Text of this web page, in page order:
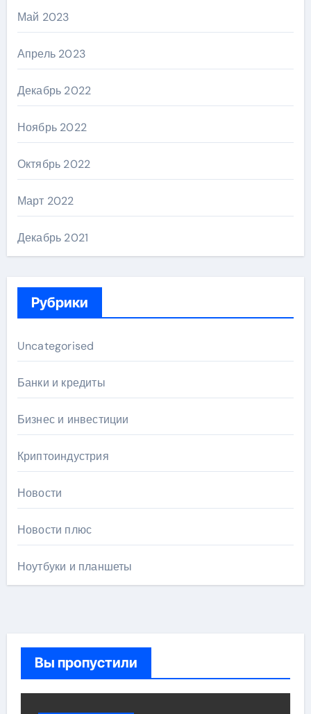
Май 2023
Апрель 2023
Декабрь 2022
Ноябрь 2022
Октябрь 2022
Март 2022
Декабрь 2021
Рубрики
Uncategorised
Банки и кредиты
Бизнес и инвестиции
Криптоиндустрия
Новости
Новости плюс
Ноутбуки и планшеты
Вы пропустили